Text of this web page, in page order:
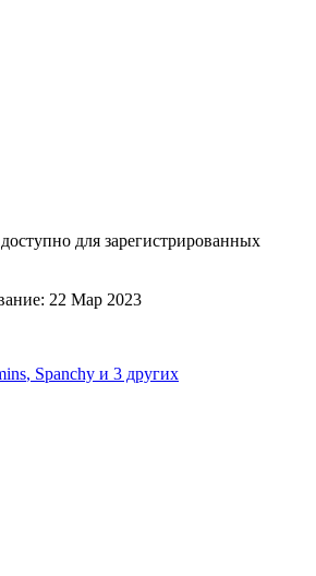
для зарегистрированных
22 Мар 2023
, Spanchy и 3 других